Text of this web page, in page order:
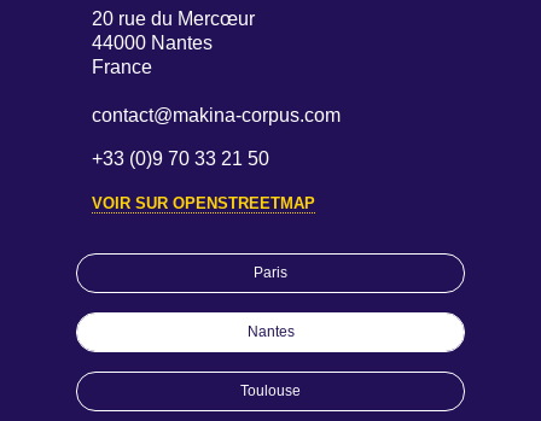
Paris
Nantes
Toulouse
20 rue du Mercœur
44000 Nantes
France
contact@makina-corpus.com
+33 (0)9 70 33 21 50
VOIR SUR OPENSTREETMAP